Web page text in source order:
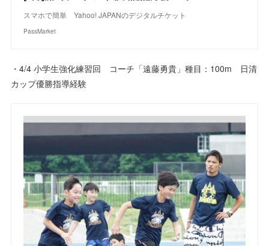
スマホで簡単 Yahoo! JAPANのデジタルチケット
PassMarket
・4/4 小学生強化練習回 コーチ「遠藤勇貴」種目：100m 日清
カップ優勝指導経験